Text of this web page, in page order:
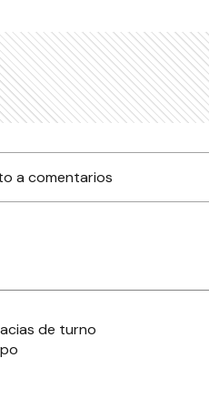
a comentarios
de turno